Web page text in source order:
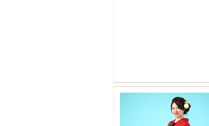
販売価格(税込)